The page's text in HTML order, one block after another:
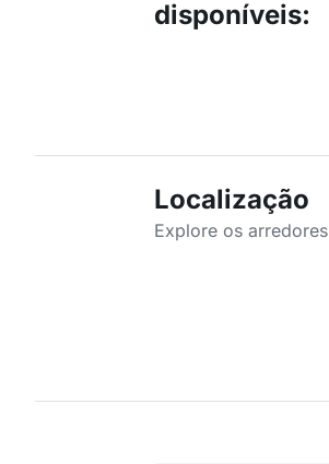
disponíveis:
Localização
Explore os arredores